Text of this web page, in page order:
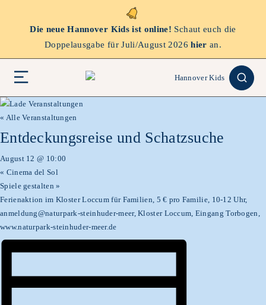
Die neue Hannover Kids ist online! Schaut euch die
Doppelausgabe für Juli/August 2026hier an.
« Alle Veranstaltungen
Entdeckungsreise und Schatzsuche
August 12 @ 10:00
« Cinema del Sol
Spiele gestalten»
Ferienaktion im Kloster Loccum für Familien, 5 € pro Familie, 10-12 Uhr,
anmeldung@naturpark-steinhuder-meer, Kloster Loccum, Eingang Torbogen,
www.naturpark-steinhuder-meer.de